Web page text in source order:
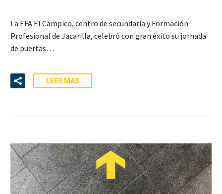
La EFA El Campico, centro de secundaria y Formación
Profesional de Jacarilla, celebró con gran éxito su jornada
de puertas…
LEER MÁS